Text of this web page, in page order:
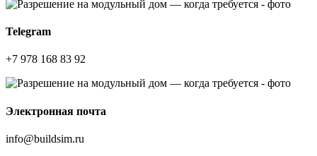
Telegram
+7 978 168 83 92
Электронная почта
info@buildsim.ru